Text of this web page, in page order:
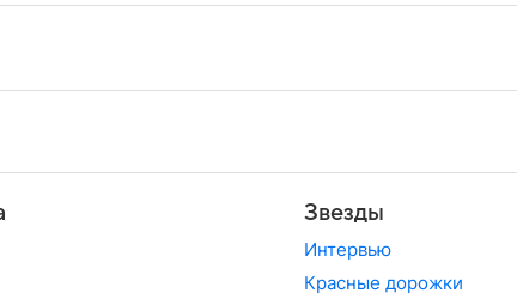
Звезды
Интервью
Красные дорожки